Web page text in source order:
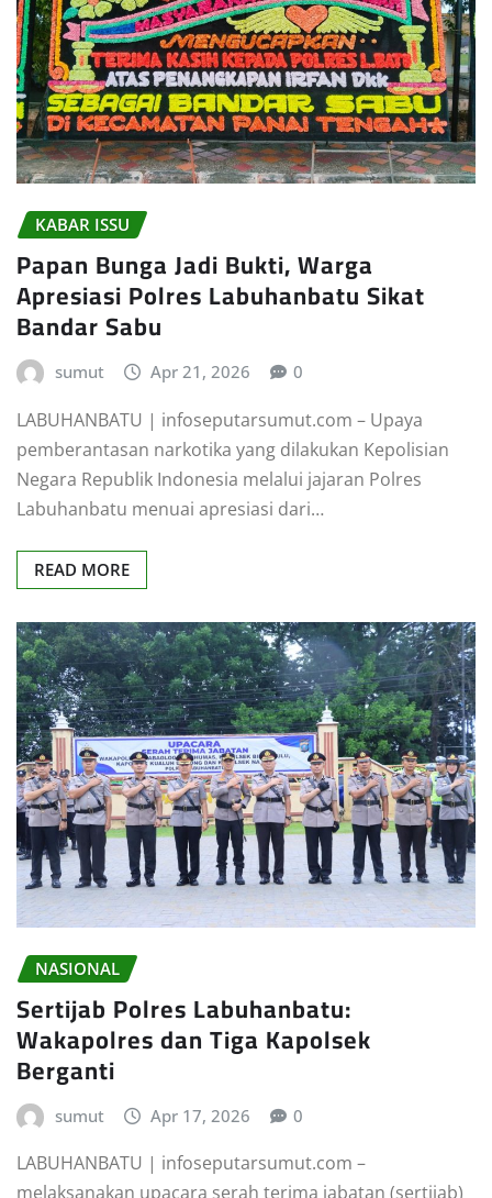
KABAR ISSU
Papan Bunga Jadi Bukti, Warga
Apresiasi Polres Labuhanbatu Sikat
Bandar Sabu
sumut Apr 21, 2026 0
LABUHANBATU | infoseputarsumut.com – Upaya
pemberantasan narkotika yang dilakukan Kepolisian
Negara Republik Indonesia melalui jajaran Polres
Labuhanbatu menuai apresiasi dari…
READ MORE
NASIONAL
Sertijab Polres Labuhanbatu:
Wakapolres dan Tiga Kapolsek
Berganti
sumut Apr 17, 2026 0
LABUHANBATU | infoseputarsumut.com –
melaksanakan upacara serah terima jabatan (sertijab)